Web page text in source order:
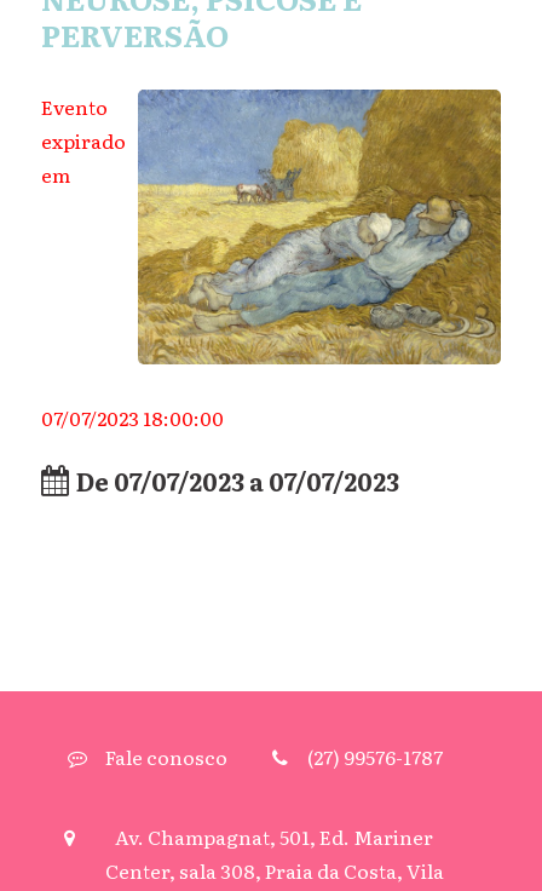
PERVERSÃO
Evento
expirado
em
07/07/2023 18:00:00
De 07/07/2023 a 07/07/2023
Fale conosco (27) 99576-1787
Av. Champagnat, 501, Ed. Mariner
Center, sala 308, Praia da Costa, Vila